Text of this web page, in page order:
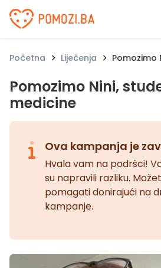
Udruženje Pomozi.ba
Početna Liječenja Pomozimo
Pomozimo Nini,
medicine
Ova kampanja je
Hvala vam na podršci!
su napravili razliku.
pomagati donirajući na
kampanje.